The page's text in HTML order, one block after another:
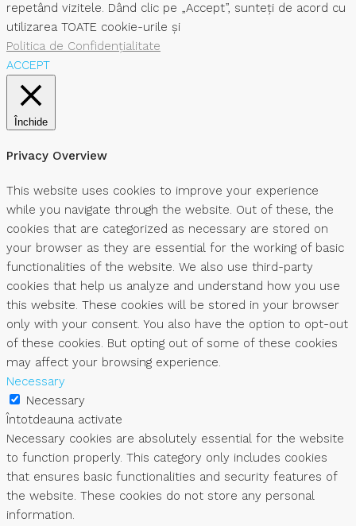
repetând vizitele. Dând clic pe „Accept”, sunteți de acord cu
utilizarea TOATE cookie-urile și
Politica de Confidențialitate
ACCEPT
Închide
Privacy Overview
This website uses cookies to improve your experience
while you navigate through the website. Out of these, the
cookies that are categorized as necessary are stored on
your browser as they are essential for the working of basic
functionalities of the website. We also use third-party
cookies that help us analyze and understand how you use
this website. These cookies will be stored in your browser
only with your consent. You also have the option to opt-out
of these cookies. But opting out of some of these cookies
may affect your browsing experience.
Necessary
Necessary
Întotdeauna activate
Necessary cookies are absolutely essential for the website
to function properly. This category only includes cookies
that ensures basic functionalities and security features of
the website. These cookies do not store any personal
information.